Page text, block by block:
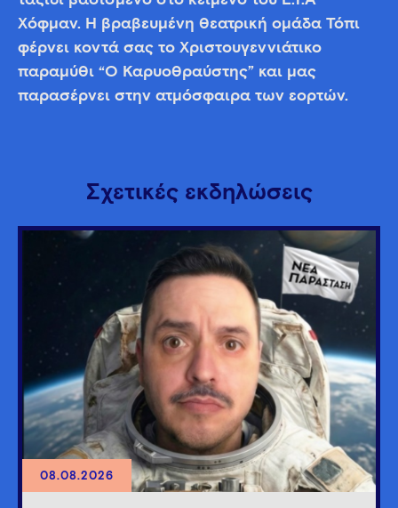
Χόφμαν. H βραβευμένη θεατρική ομάδα Τόπι
φέρνει κοντά σας το Χριστουγεννιάτικο
παραμύθι “Ο Καρυοθραύστης” και μας
παρασέρνει στην ατμόσφαιρα των εορτών.
Σχετικές εκδηλώσεις
08.08.2026